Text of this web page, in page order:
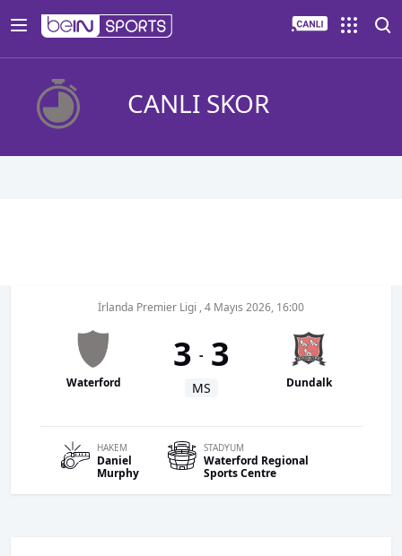
CANLI SKOR
İrlanda Premier Ligi , 4 Mayıs 2026, 16:00
Waterford
3 - 3
MS Dundalk
HAKEM
Daniel
Murphy
STADYUM
Waterford Regional
Sports Centre